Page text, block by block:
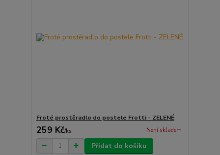
Froté prostěradlo do postele Frotti - ZELENÉ
259 Kč/ks Není skladem
Přidat do košíku